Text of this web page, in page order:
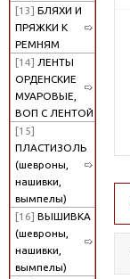
[13] БЛЯХИ И
ПРЯЖКИ К
РЕМНЯМ
[14] ЛЕНТЫ
ОРДЕНСКИЕ
МУАРОВЫЕ,
ВОП С ЛЕНТОЙ
[15]
ПЛАСТИЗОЛЬ
(шевроны,
нашивки,
вымпелы)
[16] ВЫШИВКА
(шевроны,
нашивки,
вымпелы)